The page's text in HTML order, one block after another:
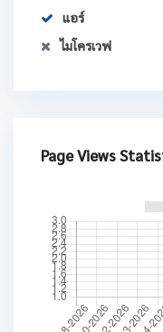
แอร์
ไมโครเวฟ
Page Views